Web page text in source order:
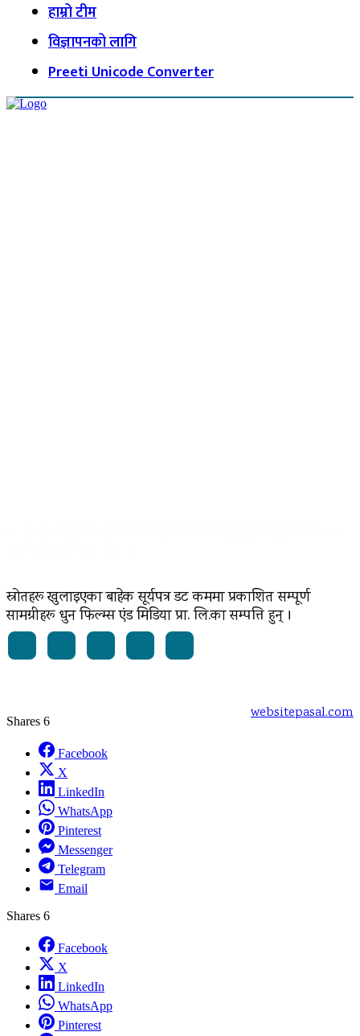
हाम्रो टीम
विज्ञापनको लागि
Preeti Unicode Converter
स्रोतहरू खुलाइएका बाहेक सूर्यपत्र डट कममा प्रकाशित सम्पूर्ण
सामग्रीहरू धुन फिल्म्स एंड मिडिया प्रा. लि.का सम्पत्ति हुन् ।
websitepasal.com
Shares 6
Facebook
X
LinkedIn
WhatsApp
Pinterest
Messenger
Telegram
Email
Shares 6
Facebook
X
LinkedIn
WhatsApp
Pinterest